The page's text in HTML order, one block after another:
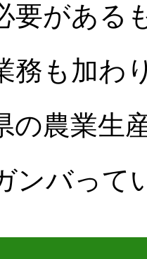
要がある
務も加わ
の農業生
ンバって